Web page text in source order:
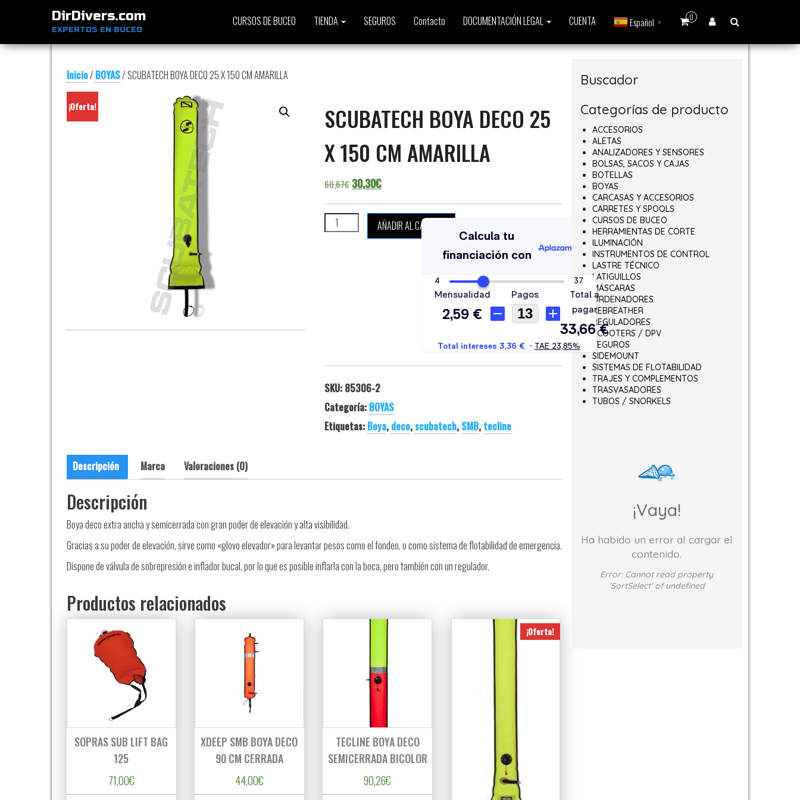
DirDivers.com
EXPERTOS EN BUCEO
0
CURSOS DE BUCEO TIENDA SEGUROS Contacto DOCUMENTACIÓN LEGAL CUENTA Español ▼
Inicio/ BOYAS/ SCUBATECH BOYA DECO 25 X 150 CM AMARILLA
¡Oferta!
SCUBATECH BOYA DECO 25
X 150 CM AMARILLA
60,67€ El precio original era: 60,67€.
30,30€El precio actual es: 30,30€.
SCUBATECH BOYA DECO 25 X 150 CM AMARILLA cantidad
AÑADIR AL CARRITO
SKU: 85306-2
Categoría: BOYAS
Etiquetas: Boya, deco, scubatech, SMB, tecline
Descripción Marca Valoraciones (0)
Descripción
Boya deco extra ancha y semicerrada con gran poder de elevación y alta visibilidad.
Gracias a su poder de elevación, sirve como «glovo elevador» para levantar pesos como el fondeo, o como sistema de flotabilidad de emergencia.
Dispone de válvula de sobrepresión e inflador bucal, por lo que es posible inflarla con la boca, pero también con un regulador.
Productos relacionados
SOPRAS SUB LIFT BAG
125
71,00€
XDEEP SMB BOYA DECO
90 CM CERRADA
44,00€
TECLINE BOYA DECO
SEMICERRADA BICOLOR
90,26€
¡Oferta!
Buscador
Categorías de producto
ACCESORIOS
ALETAS
ANALIZADORES Y SENSORES
BOLSAS, SACOS Y CAJAS
BOTELLAS
BOYAS
CARCASAS Y ACCESORIOS
CARRETES Y SPOOLS
CURSOS DE BUCEO
HERRAMIENTAS DE CORTE
ILUMINACIÓN
INSTRUMENTOS DE CONTROL
LASTRE TÉCNICO
LATIGUILLOS
MÁSCARAS
ORDENADORES
REBREATHER
REGULADORES
SCOOTERS / DPV
SEGUROS
SIDEMOUNT
SISTEMAS DE FLOTABILIDAD
TRAJES Y COMPLEMENTOS
TRASVASADORES
TUBOS / SNORKELS
¡Vaya!
Ha habido un error al cargar el
contenido.
Error: Cannot read property
'SortSelect' of undefined